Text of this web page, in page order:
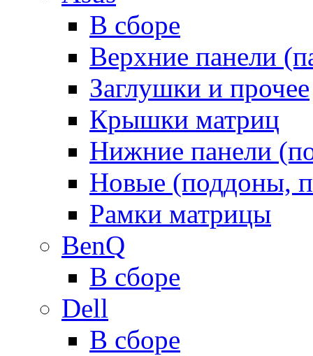
В сборе
Верхние панели
Заглушки и прочее
Крышки матриц
Нижние панели
Новые (поддоны,
Рамки матрицы
BenQ
В сборе
Dell
В сборе